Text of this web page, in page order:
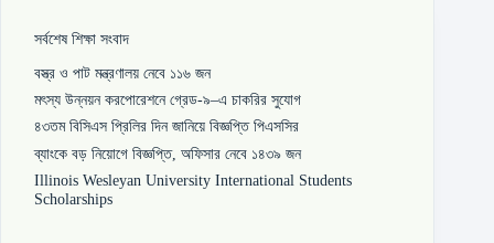
সর্বশেষ শিক্ষা সংবাদ
বস্ত্র ও পাট মন্ত্রণালয় নেবে ১১৬ জন
মৎস্য উন্নয়ন করপোরেশনে গ্রেড-৯–এ চাকরির সুযোগ
৪৩তম বিসিএস প্রিলির দিন জানিয়ে বিজ্ঞপ্তি পিএসসির
ব্যাংকে বড় নিয়োগে বিজ্ঞপ্তি, অফিসার নেবে ১৪৩৯ জন
Illinois Wesleyan University International Students
Scholarships